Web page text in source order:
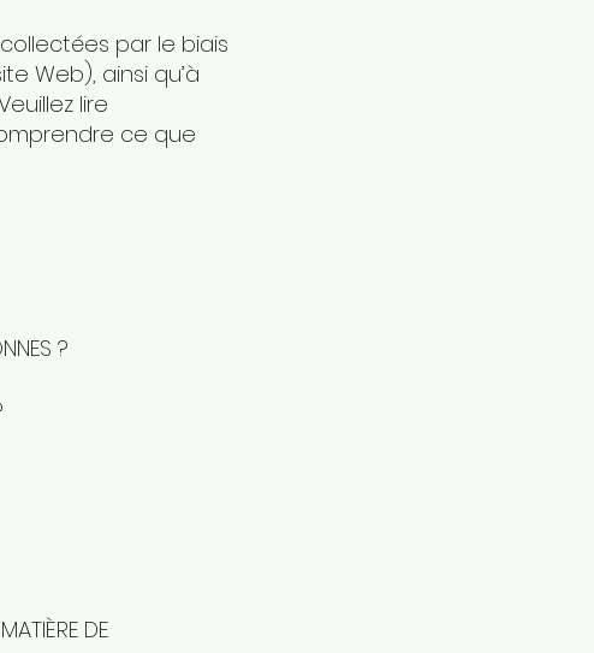
par le biais
Web), ainsi qu’à
lire
ce que
?
DE